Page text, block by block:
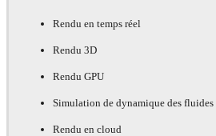
Rendu en temps réel
Rendu 3D
Rendu GPU
Simulation de dynamique des fluides
Rendu en cloud